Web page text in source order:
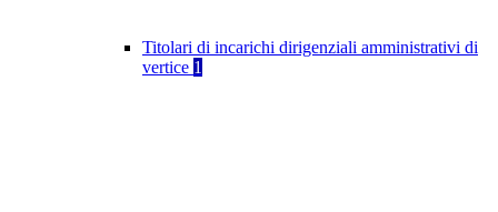
Titolari di incarichi dirigenziali amministrativi di
vertice 1